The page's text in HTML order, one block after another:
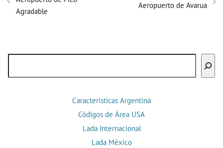
Agradable
Aeropuerto de Avarua
Características Argentina
Códigos de Área USA
Lada Internacional
Lada México